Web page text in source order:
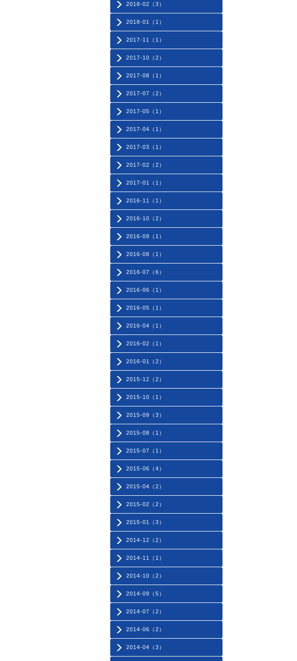
2018-02（3）
2018-01（1）
2017-11（1）
2017-10（2）
2017-08（1）
2017-07（2）
2017-05（1）
2017-04（1）
2017-03（1）
2017-02（2）
2017-01（1）
2016-11（1）
2016-10（2）
2016-09（1）
2016-08（1）
2016-07（6）
2016-06（1）
2016-05（1）
2016-04（1）
2016-02（1）
2016-01（2）
2015-12（2）
2015-10（1）
2015-09（3）
2015-08（1）
2015-07（1）
2015-06（4）
2015-04（2）
2015-02（2）
2015-01（3）
2014-12（2）
2014-11（1）
2014-10（2）
2014-09（5）
2014-07（2）
2014-06（2）
2014-04（3）